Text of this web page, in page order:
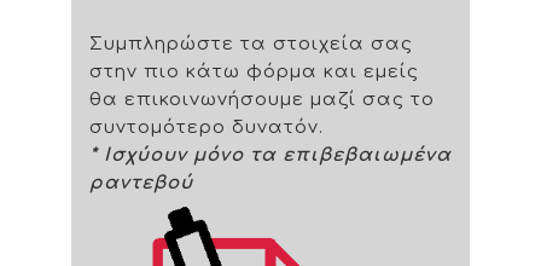
Συμπληρώστε τα στοιχεία σας
στην πιο κάτω φόρμα και εμείς
θα επικοινωνήσουμε μαζί σας το
συντομότερο δυνατόν.
* Ισχύουν μόνο τα επιβεβαιωμένα
ραντεβού